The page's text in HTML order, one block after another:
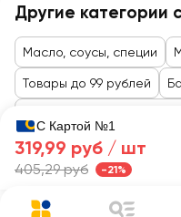
Другие категории
Масло, соусы, специи
Товары до 99 рублей
С Картой №1
319,99 руб / шт
405,29 руб -21%